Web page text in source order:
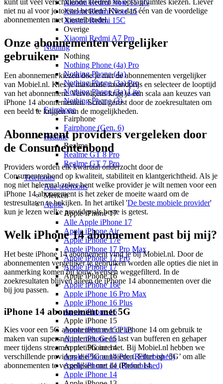
Xiaomi Redmi Note 15 5G
Xiaomi Redmi Note 15
Xiaomi Redmi 15C
Overige
Xiaomi Redmi A7 Pro
Nothing
Nothing
Nothing Phone (4a) Pro
Nothing Phone (4a)
Nothing Phone (3a) Pro
Nothing Phone (3a) Lite
Nothing Phone (3)
Fairphone
Fairphone
Fairphone (Gen. 6)
Realme
Realme
Realme GT 8 Pro
Realme GT 7 Pro
Telefoons
Alle telefoons
Merken
Apple
Apple iPhone 17
Alle Apple iPhone 17
Apple iPhone Air
Apple iPhone 17e
Apple iPhone 17 Pro Max
Apple iPhone 17 Pro
Apple iPhone 17
Apple iPhone 16
Apple iPhone 16e
Apple iPhone 16 Pro Max
Apple iPhone 16 Plus
Apple iPhone 16
Apple iPhone 15
Apple iPhone 15 Plus
Apple iPhone 15
Apple iPhone 14
Apple iPhone 14 Pro (Refurbished)
Apple iPhone 14 (Refurbished)
Apple iPhone 14
niet nu al voor je toestel betalen? Kies dan één van de voordelige
abonnementen met toestelbundel.
Onze abonnementen vergelijker
gebruiken
Een abonnement kiezen doe je met de abonnementen vergelijker
van Mobiel.nl. Kies je maximale maandprijs en selecteer de looptijd
van het abonnement. Vervolgens krijg je een scala aan keuzes van
iPhone 14 abonnementen. Scroll gerust door de zoekresultaten om
een beeld te krijgen van de mogelijkheden.
Abonnement providers vergeleken door
de Consumentenbond
Providers worden elk kwartaal onderzocht door de
Consumentenbond op kwaliteit, stabiliteit en klantgerichtheid. Als je
nog niet helemaal zeker bent welke provider je wilt nemen voor een
iPhone 14 abonnement is het zeker de moeite waard om de
testresultaten te bekijken. In het artikel 'De beste mobiele provider'
kun je lezen welke provider als beste is getest.
Welk iPhone 14 abonnement past bij mij?
Het beste iPhone 14 abonnement vind je bij Mobiel.nl. Door de
abonnementen vergelijker te gebruiken worden alle opties die niet in
aanmerking komen bij jouw wensen weggefilterd. In de
zoekresultaten blijven alleen de iPhone 14 abonnementen over die
bij jou passen.
iPhone 14 abonnement met 5G
Kies voor een 5G abonnement met de iPhone 14 om gebruik te
maken van supersnel internet. Geen last van bufferen en gehaper
meer tijdens streamen met 5G internet. Bij Mobiel.nl hebben we
verschillende providers die 5G aanbieden. Filter op ‘5G’ om alle
abonnementen te vergelijken met de iPhone 14.